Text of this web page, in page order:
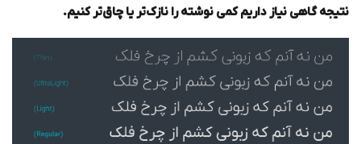
نتیجه گاهی نیاز داریم کمی نوشته‌ را نازک‌تر یا چاق‌تر کنیم.